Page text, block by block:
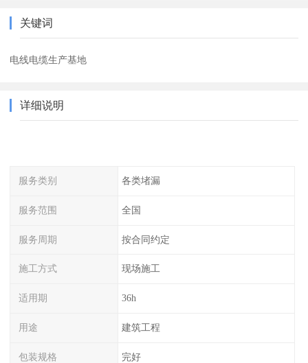
关键词
电线电缆生产基地
详细说明
服务类别 各类堵漏
服务范围 全国
服务周期 按合同约定
施工方式 现场施工
适用期 36h
用途 建筑工程
包装规格 完好